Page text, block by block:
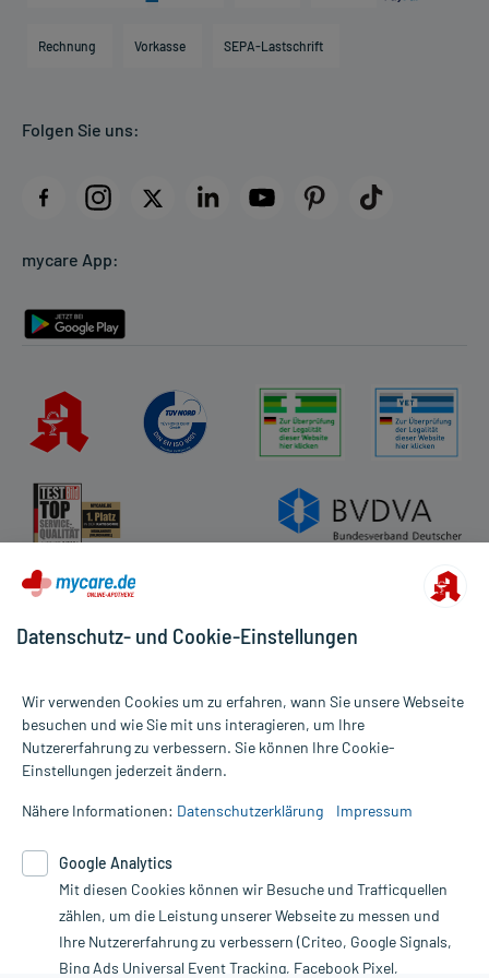
Direktabrechnung PKV
AGB
Datenschutz
Rückgabe/Widerruf
Rechnung Vorkasse SEPA-Lastschrift
Folgen Sie uns:
mycare App:
Alle Preise gelten inkl. MwSt., ggf. zzgl. Versandkosten
Informationen auf dieser Website werden ausschließlich für
die Untersuchung und Behandlung durch einen Arzt. Bitte
Therapien eingeleitet werden können. | Diese Webseite benutzt
Google Analytics. Lesen Sie bitte dazu die wichtigen Hinweise in
unserer Datenschutzerklärung. Für den Widerruf einer Bestellung
nutzen Sie das Formular:
Datenschutz- und Cookie-Einstellungen
Wir verwenden Cookies um zu erfahren, wann Sie unsere Webseite
besuchen und wie Sie mit uns interagieren, um Ihre
Nutzererfahrung zu verbessern. Sie können Ihre Cookie-
Einstellungen jederzeit ändern.
Nähere Informationen: Datenschutzerklärung Impressum
Google Analytics
Mit diesen Cookies können wir Besuche und Trafficquellen
zählen, um die Leistung unserer Webseite zu messen und
Ihre Nutzererfahrung zu verbessern (Criteo, Google Signals,
Bing Ads Universal Event Tracking, Facebook Pixel,